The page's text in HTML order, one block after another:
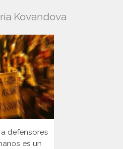
Kovandova
defensores
es un